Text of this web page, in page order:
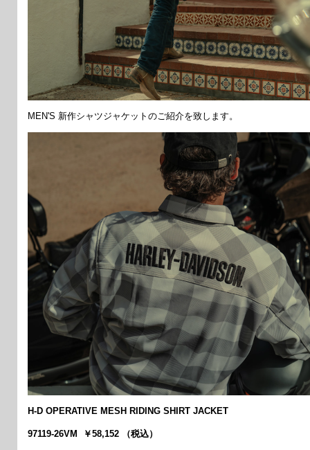
MEN'S 新作シャツジャケットのご紹介を致します。
H-D OPERATIVE MESH RIDING SHIRT JACKET
97119-26VM ￥58,152 （税込）